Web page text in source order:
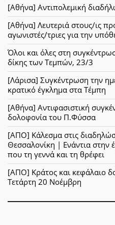
[Αθήνα] Αντιπολεμική
[Αθήνα] Λευτεριά στους/ις
αγωνιστές/τριες για την
Όλοι και όλες στη
δίκης των Τεμπών, 23/3
[Λάρισα] Συγκέντρωση την
κρατικό έγκλημα στα Τέμπη
[Αθήνα] Αντιφασιστική
δολοφονία του Π.Φύσσα
[ΑΠΟ] Κάλεσμα στις
Θεσσαλονίκη | Ενάντια στην
που τη γεννά και τη θρέφει
[ΑΠΟ] Κράτος και κεφάλαιο
Τετάρτη 20 Νοέμβρη